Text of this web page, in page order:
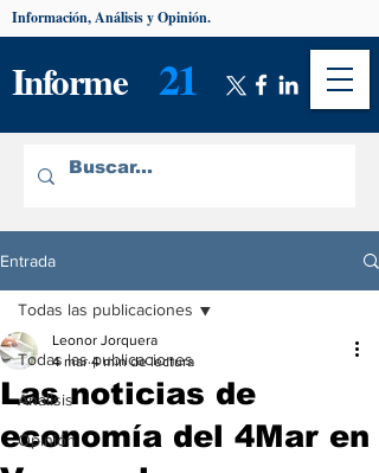
Informe 21
Información, Análisis y Opinión.
Entrada
Todas las publicaciones
Análisis
Opinión
Todas las publicaciones
Las noticias de
economía del 4Mar en
Leonor Jorquera
4 mar 4 min de lectura